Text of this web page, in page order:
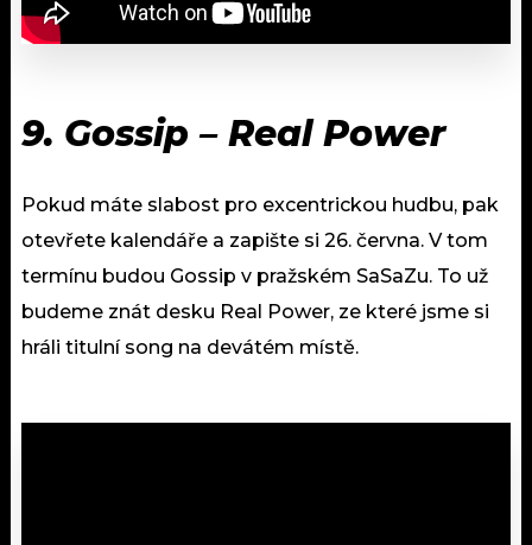
9. Gossip – Real Power
Pokud máte slabost pro excentrickou hudbu, pak
otevřete kalendáře a zapište si 26. června. V tom
termínu budou Gossip v pražském SaSaZu. To už
budeme znát desku Real Power, ze které jsme si
hráli titulní song na devátém místě.